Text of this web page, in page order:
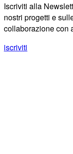
Iscriviti alla
nostri progetti e
collaborazione con
iscriviti